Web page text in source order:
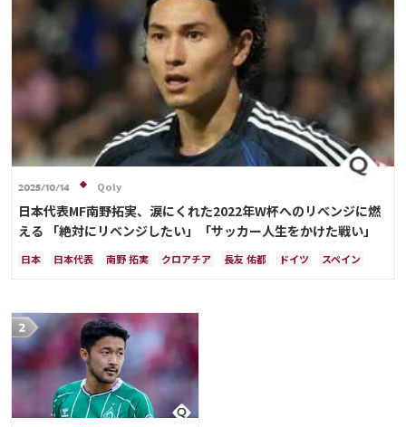
2025/10/14 Qoly
日本代表MF南野拓実、涙にくれた2022年W杯へのリベンジに燃
える 「絶対にリベンジしたい」「サッカー人生をかけた戦い」
日本 日本代表 南野 拓実 クロアチア 長友 佑都 ドイツ
スペイン